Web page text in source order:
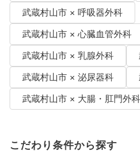
武蔵村山市 × 呼吸器外科
武蔵村山市 × 心臓血管外科
武蔵村山市 × 乳腺外科
武蔵村山市 × 泌尿器科
武蔵村山市 × 大腸・肛門外科
こだわり条件から探す